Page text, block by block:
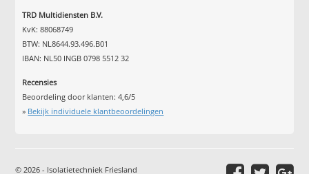
TRD Multidiensten B.V.
KvK: 88068749
BTW: NL8644.93.496.B01
IBAN: NL50 INGB 0798 5512 32
Recensies
Beoordeling door klanten:4,6/5
» Bekijk individuele klantbeoordelingen
© 2026 - Isolatietechniek Friesland